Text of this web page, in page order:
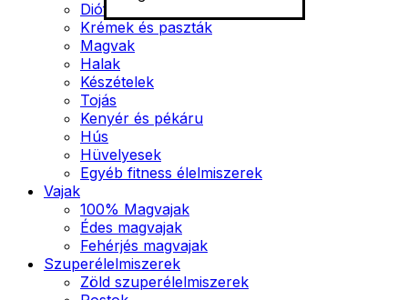
Diófélék
Krémek és paszták
Magvak
Halak
Készételek
Tojás
Kenyér és pékáru
Hús
Hüvelyesek
Egyéb fitness élelmiszerek
Vajak
100% Magvajak
Édes magvajak
Fehérjés magvajak
Szuperélelmiszerek
Zöld szuperélelmiszerek